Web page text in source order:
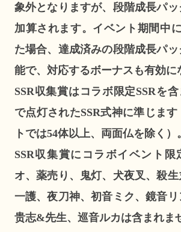
象外となりますが、段階成長パ
加算されます。イベント期間中
た場合、達成済みの段階成長パ
能で、対応するボーナスも有効に
SSR収集賞はコラボ限定SSRを
で点灯されたSSR式神に準じま
トでは54体以上、両面仏を除く）。
SSR収集賞にコラボイベント限
オ、薬売り、鬼灯、犬夜叉、殺
一護、夜刀神、初音ミク、鏡音リ
贵志&先生、巡音ルカは含まれま